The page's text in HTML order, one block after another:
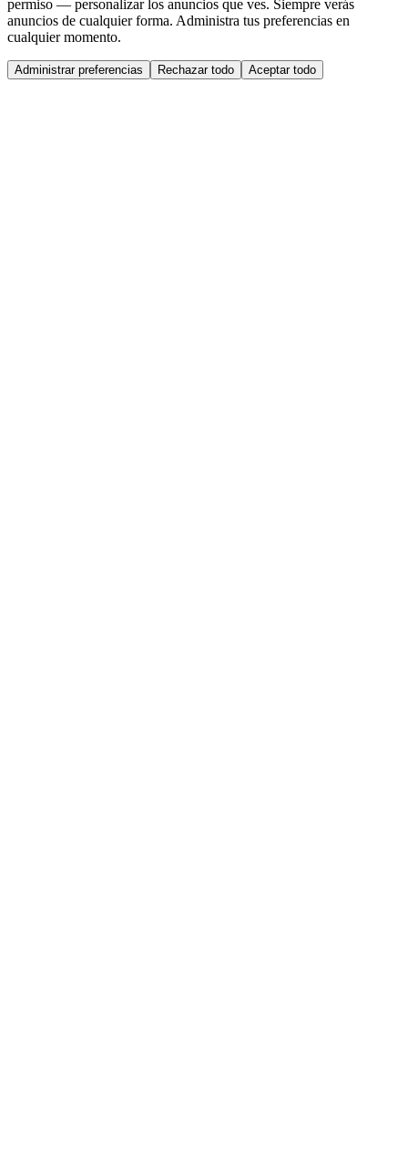
permiso — personalizar los anuncios que ves. Siempre verás
anuncios de cualquier forma. Administra tus preferencias en
cualquier momento.
Administrar preferencias Rechazar todo Aceptar todo